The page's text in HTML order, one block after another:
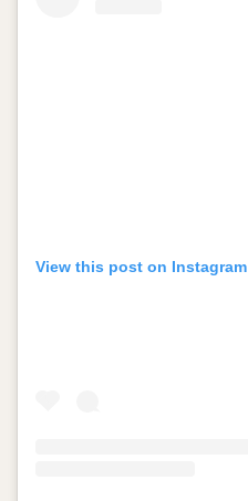
View this post on Instagram